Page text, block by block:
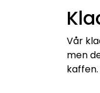
Vår
men